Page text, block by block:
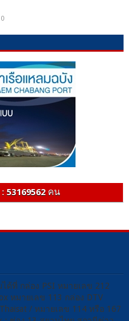
0
53169562คน
ที่ กล่อง PSI หมายเลข 212
หมายเลข 113 กล่อง DTV
/ หมายเลข 114 หรือ 167